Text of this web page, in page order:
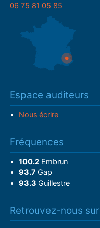
06 75 81 05 85
Espace auditeurs
Nous écrire
Fréquences
100.2Embrun
93.7 Gap
93.3 Guillestre
Retrouvez-nous sur